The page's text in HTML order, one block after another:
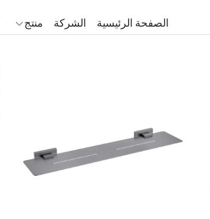
الصفحة الرئيسية الشركة منتج